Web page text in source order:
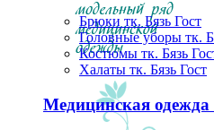
Брюки тк. Бязь Гост
Головные уборы тк.
Костюмы тк. Бязь
Халаты тк. Бязь Гост
Медицинская